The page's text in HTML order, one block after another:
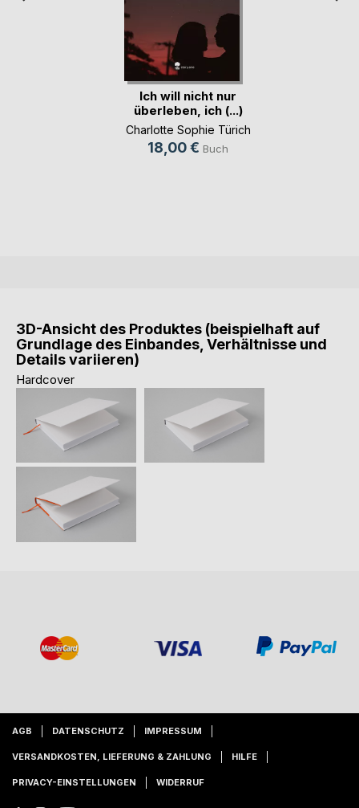
Ich will nicht nur
überleben, ich (...)
Charlotte Sophie Türich
18,00 € Buch
3D-Ansicht des Produktes (beispielhaft auf
Grundlage des Einbandes, Verhältnisse und
Details variieren)
Hardcover
AGB DATENSCHUTZ IMPRESSUM
VERSANDKOSTEN, LIEFERUNG & ZAHLUNG HILFE
PRIVACY-EINSTELLUNGEN WIDERRUF